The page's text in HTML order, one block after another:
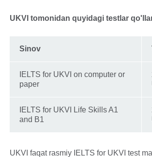
UKVI tomonidan quyidagi testlar
Sinov
IELTS for UKVI on computer or
paper
IELTS for UKVI Life Skills A1
and B1
UKVI faqat rasmiy IELTS for UKVI test